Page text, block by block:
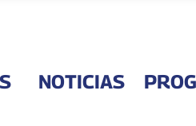
NOTICIAS